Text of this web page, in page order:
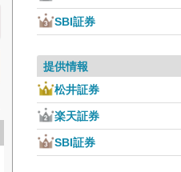
SBI証券
提供情報
松井証券
楽天証券
SBI証券